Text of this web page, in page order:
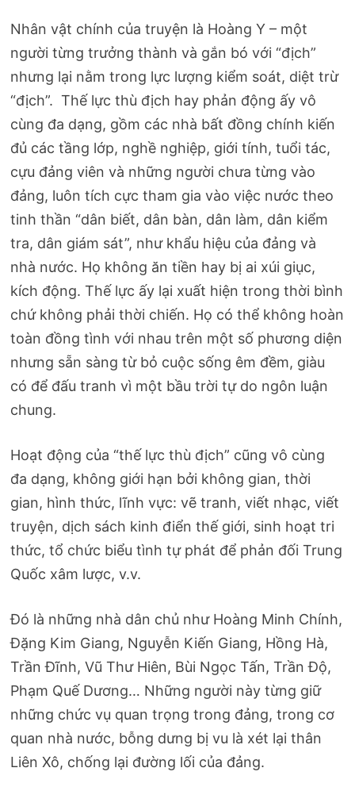
Nhân vật chính của truyện là Hoàng Y – một
người từng trưởng thành và gắn bó với “địch”
nhưng lại nằm trong lực lượng kiểm soát, diệt trừ
“địch”. Thế lực thù địch hay phản động ấy vô
cùng đa dạng, gồm các nhà bất đồng chính kiến
đủ các tầng lớp, nghề nghiệp, giới tính, tuổi tác,
cựu đảng viên và những người chưa từng vào
đảng, luôn tích cực tham gia vào việc nước theo
tinh thần “dân biết, dân bàn, dân làm, dân kiểm
tra, dân giám sát”, như khẩu hiệu của đảng và
nhà nước. Họ không ăn tiền hay bị ai xúi giục,
kích động. Thế lực ấy lại xuất hiện trong thời bình
chứ không phải thời chiến. Họ có thể không hoàn
toàn đồng tình với nhau trên một số phương diện
nhưng sẵn sàng từ bỏ cuộc sống êm đềm, giàu
có để đấu tranh vì một bầu trời tự do ngôn luận
chung.
Hoạt động của “thế lực thù địch” cũng vô cùng
đa dạng, không giới hạn bởi không gian, thời
gian, hình thức, lĩnh vực: vẽ tranh, viết nhạc, viết
truyện, dịch sách kinh điển thế giới, sinh hoạt tri
thức, tổ chức biểu tình tự phát để phản đối Trung
Quốc xâm lược, v.v.
Đó là những nhà dân chủ như Hoàng Minh Chính,
Đặng Kim Giang, Nguyễn Kiến Giang, Hồng Hà,
Trần Đĩnh, Vũ Thư Hiên, Bùi Ngọc Tấn, Trần Độ,
Phạm Quế Dương… Những người này từng giữ
những chức vụ quan trọng trong đảng, trong cơ
quan nhà nước, bỗng dưng bị vu là xét lại thân
Liên Xô, chống lại đường lối của đảng.